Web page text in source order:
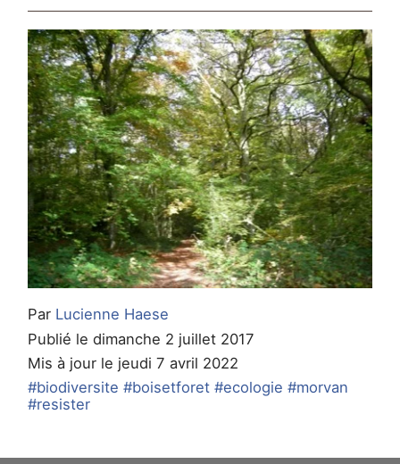
Par Lucienne Haese
Publié le dimanche 2 juillet 2017
Mis à jour le jeudi 7 avril 2022
#biodiversite #boisetforet #ecologie #morvan
#resister